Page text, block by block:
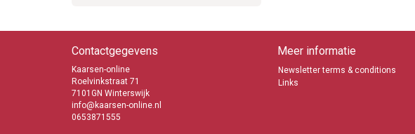
Contactgegevens
Kaarsen-online
Roelvinkstraat 71
7101GN Winterswijk
info@kaarsen-online.nl
0653871555
Meer informatie
Newsletter terms & conditions
Links